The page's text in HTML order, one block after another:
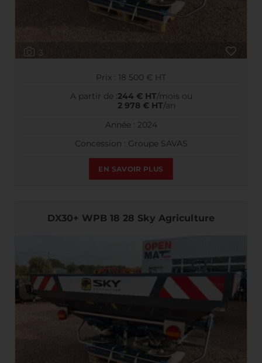
3
Prix : 18 500 € HT
A partir de :244 € HT/mois ou
2 978 € HT/an
Année : 2024
Concession : Groupe SAVAS
EN SAVOIR PLUS
DX30+ WPB 18 28 Sky Agriculture